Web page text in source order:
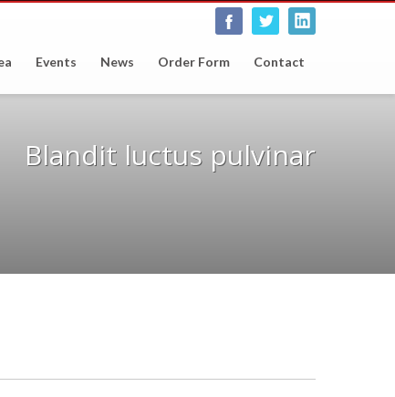
Events News Order Form Contact
Blandit luctus pulvinar